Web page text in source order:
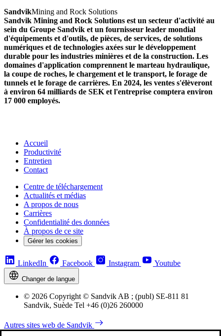
SandvikMining and Rock Solutions
Sandvik Mining and Rock Solutions est un secteur d'activité au
sein du Groupe Sandvik et un fournisseur leader mondial
d'équipements et d'outils, de pièces, de services, de solutions
numériques et de technologies axées sur le développement
durable pour les industries minières et de la construction. Les
domaines d'application comprennent le marteau hydraulique,
la coupe de roches, le chargement et le transport, le forage de
tunnels et le forage de carrières. En 2024, les ventes s'élèveront
à environ 64 milliards de SEK et l'entreprise comptera environ
17 000 employés.
Accueil
Productivité
Entretien
Contact
Centre de téléchargement
Actualités et médias
A propos de nous
Carrières
Confidentialité des données
À propos de ce site
Gérer les cookies
LinkedIn Facebook Instagram Youtube
Changer de langue
© 2026 Copyright © Sandvik AB ; (publ) SE-811 81
Sandvik, Suède Tel +46 (0)26 260000
Autres sites web de Sandvik